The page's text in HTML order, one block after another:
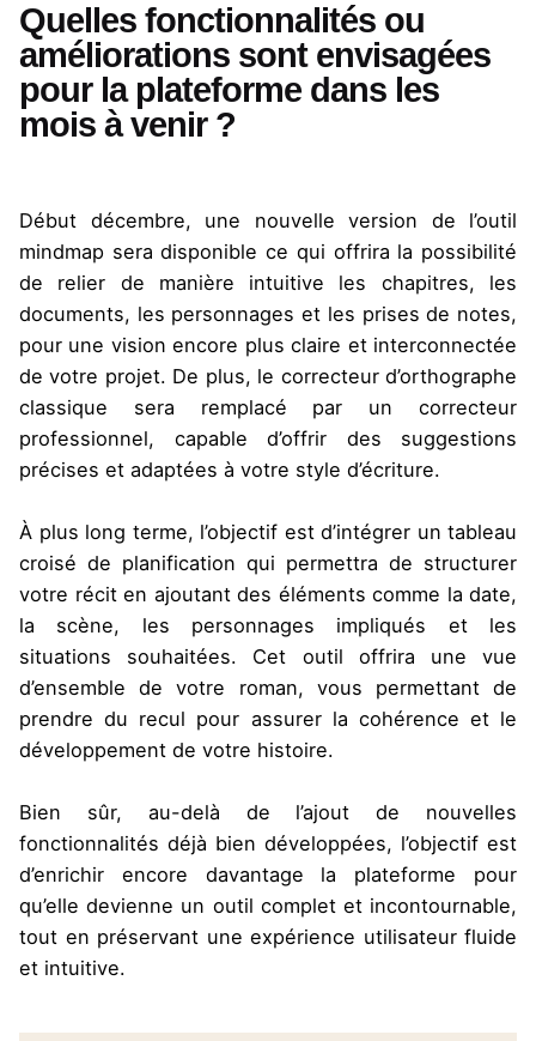
Quelles fonctionnalités ou
améliorations sont envisagées
pour la plateforme dans les
mois à venir ?
Début décembre, une nouvelle version de l’outil
mindmap sera disponible ce qui offrira la possibilité
de relier de manière intuitive les chapitres, les
documents, les personnages et les prises de notes,
pour une vision encore plus claire et interconnectée
de votre projet. De plus, le correcteur d’orthographe
classique sera remplacé par un correcteur
professionnel, capable d’offrir des suggestions
précises et adaptées à votre style d’écriture.
À plus long terme, l’objectif est d’intégrer un tableau
croisé de planification qui permettra de structurer
votre récit en ajoutant des éléments comme la date,
la scène, les personnages impliqués et les
situations souhaitées. Cet outil offrira une vue
d’ensemble de votre roman, vous permettant de
prendre du recul pour assurer la cohérence et le
développement de votre histoire.
Bien sûr, au-delà de l’ajout de nouvelles
fonctionnalités déjà bien développées, l’objectif est
d’enrichir encore davantage la plateforme pour
qu’elle devienne un outil complet et incontournable,
tout en préservant une expérience utilisateur fluide
et intuitive.